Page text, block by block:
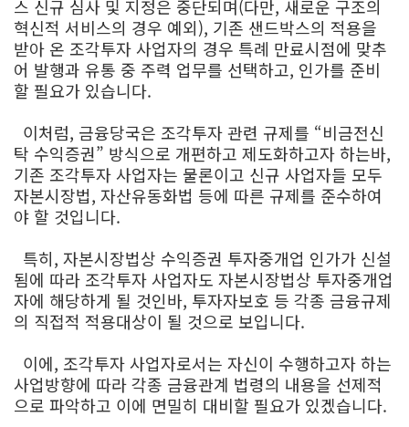
스 신규 심사 및 지정은 중단되며(다만, 새로운 구조의
혁신적 서비스의 경우 예외), 기존 샌드박스의 적용을
받아 온 조각투자 사업자의 경우 특례 만료시점에 맞추
어 발행과 유통 중 주력 업무를 선택하고, 인가를 준비
할 필요가 있습니다.
이처럼, 금융당국은 조각투자 관련 규제를 “비금전신
탁 수익증권” 방식으로 개편하고 제도화하고자 하는바,
기존 조각투자 사업자는 물론이고 신규 사업자들 모두
자본시장법, 자산유동화법 등에 따른 규제를 준수하여
야 할 것입니다.
특히, 자본시장법상 수익증권 투자중개업 인가가 신설
됨에 따라 조각투자 사업자도 자본시장법상 투자중개업
자에 해당하게 될 것인바, 투자자보호 등 각종 금융규제
의 직접적 적용대상이 될 것으로 보입니다.
이에, 조각투자 사업자로서는 자신이 수행하고자 하는
사업방향에 따라 각종 금융관계 법령의 내용을 선제적
으로 파악하고 이에 면밀히 대비할 필요가 있겠습니다.